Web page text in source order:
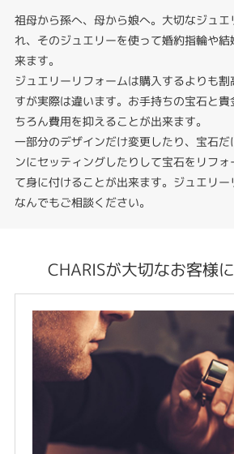
祖母から孫へ、母から娘へ。大切なジュ
れ、そのジュエリーを使って婚約指輪や
来ます。
ジュエリーリフォームは購入するよりも
すが実際は違います。お手持ちの宝石と
ちろん費用を抑えることが出来ます。
一部分のデザインだけ変更したり、宝石
ンにセッティングしたりして宝石をリフ
て身に付けることが出来ます。ジュエリ
なんでもご相談ください。
CHARISが大切なお客様